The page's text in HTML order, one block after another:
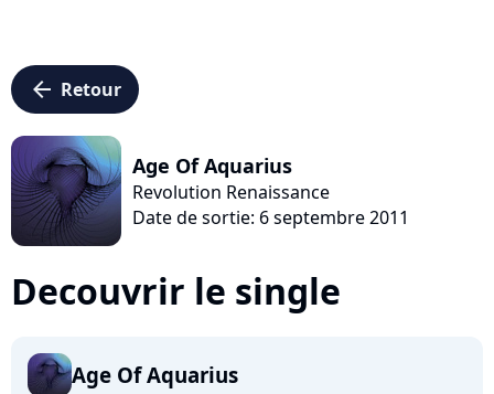
arrow_left Retour
Age Of Aquarius
Revolution Renaissance
Date de sortie: 6 septembre 2011
Decouvrir le single
Age Of Aquarius